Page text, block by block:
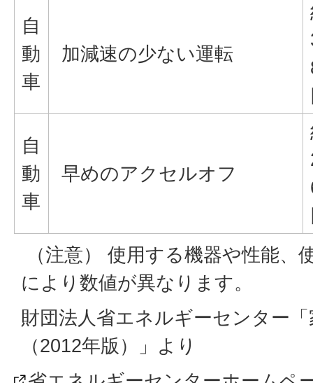
自
動
車
加減速の少ない運転
自
動
車
早めのアクセルオフ
（注意） 使用する機器や性能、
により数値が異なります。
財団法人省エネルギーセンター
（2012年版）」より